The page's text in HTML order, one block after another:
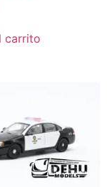
carrito